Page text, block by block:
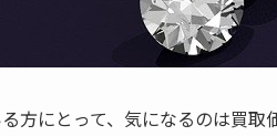
方にとって、気になるのは買